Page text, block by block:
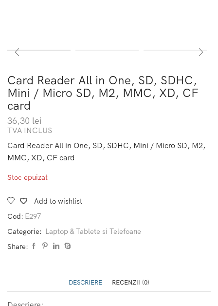
Card Reader All in One, SD, SDHC,
Mini / Micro SD, M2, MMC, XD, CF
card
36,30 lei
TVA INCLUS
Card Reader All in One, SD, SDHC, Mini / Micro SD, M2,
MMC, XD, CF card
Stoc epuizat
Add to wishlist
Cod: E297
Categorie: Laptop & Tablete si Telefoane
Share:
DESCRIERE RECENZII (0)